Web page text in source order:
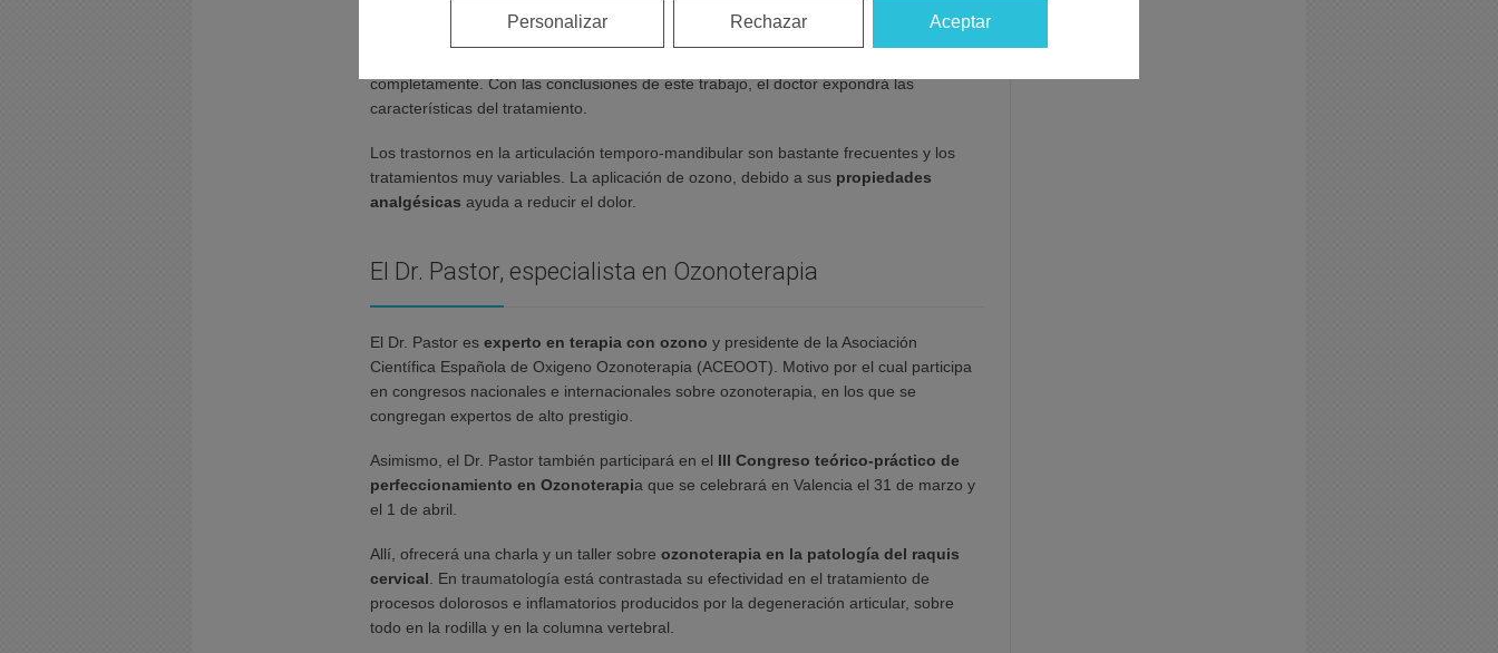
Posteriormente el Dr. Pastor realizó siete u ocho tratamientos con ozonoterapia,
incluida una paciente joven procedente de Moscú que había sufrido una luxación de la
completamente. Con las conclusiones de este trabajo, el doctor expondrá las
características del tratamiento.
Los trastornos en la articulación temporo-mandibular son bastante frecuentes y los
tratamientos muy variables. La aplicación de ozono, debido a sus propiedades
analgésicas ayuda a reducir el dolor.
El Dr. Pastor, especialista en Ozonoterapia
El Dr. Pastor es experto en terapia con ozono y presidente de la Asociación
Científica Española de Oxigeno Ozonoterapia (ACEOOT). Motivo por el cual participa
en congresos nacionales e internacionales sobre ozonoterapia, en los que se
congregan expertos de alto prestigio.
Asimismo, el Dr. Pastor también participará en el III Congreso teórico-práctico de
perfeccionamiento en Ozonoterapia que se celebrará en Valencia el 31 de marzo y
el 1 de abril.
Allí, ofrecerá una charla y un taller sobre ozonoterapia en la patología del raquis
cervical. En traumatología está contrastada su efectividad en el tratamiento de
procesos dolorosos e inflamatorios producidos por la degeneración articular, sobre
todo en la rodilla y en la columna vertebral.
Aceptar
Rechazar
Personalizar